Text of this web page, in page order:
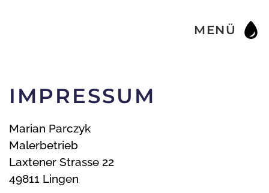
MENÜ
IMPRESSUM
Marian Parczyk
Malerbetrieb
Laxtener Strasse 22
49811 Lingen